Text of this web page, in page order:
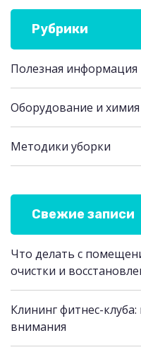
Рубрики
Полезная информация
Оборудование и химия
Методики уборки
Свежие записи
Что делать с
очистки и
Клининг фитнес-
внимания